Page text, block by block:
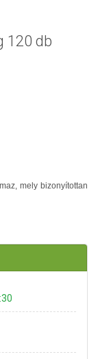
120 db
mely bizonyítottan